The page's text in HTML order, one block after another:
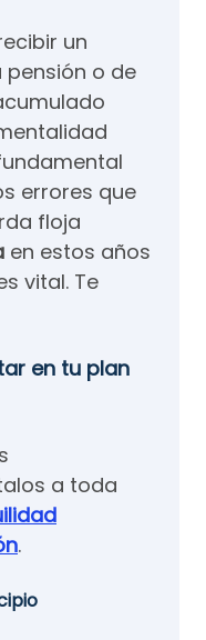
un
pensión o de
errores que
floja
en estos años
vital. Te
en tu plan
a toda
.